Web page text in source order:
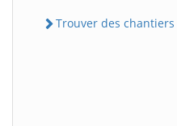
Trouver des chantiers